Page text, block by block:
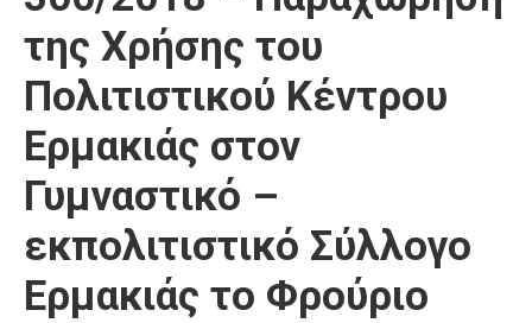
Τηλέφωνα
Καιρός
της Χρήσης του
Πολιτιστικού Κέντρου
Ερμακιάς στον
Γυμναστικό –
εκπολιτιστικό Σύλλογο
Ερμακιάς το Φρούριο